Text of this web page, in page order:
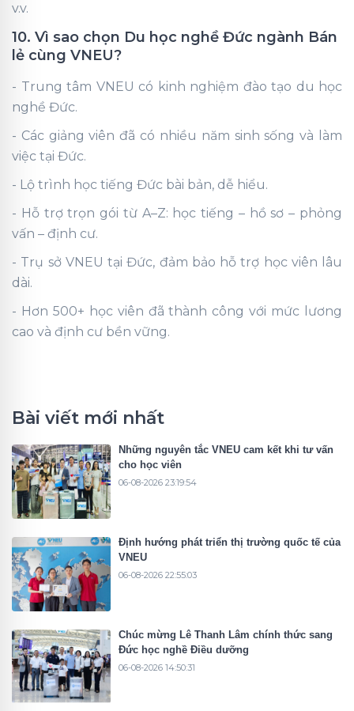
v.v.
10. Vì sao chọn Du học nghề Đức ngành Bán
lẻ cùng VNEU?
- Trung tâm VNEU có kinh nghiệm đào tạo du học
nghề Đức.
- Các giảng viên đã có nhiều năm sinh sống và làm
việc tại Đức.
- Lộ trình học tiếng Đức bài bản, dễ hiểu.
- Hỗ trợ trọn gói từ A–Z: học tiếng – hồ sơ – phỏng
vấn – định cư.
- Trụ sở VNEU tại Đức, đảm bảo hỗ trợ học viên lâu
dài.
- Hơn 500+ học viên đã thành công với mức lương
cao và định cư bền vững.
Bài viết mới nhất
Những nguyên tắc VNEU cam kết khi tư vấn
cho học viên
06-08-2026 23:19:54
Định hướng phát triển thị trường quốc tế của
VNEU
06-08-2026 22:55:03
Chúc mừng Lê Thanh Lâm chính thức sang
Đức học nghề Điều dưỡng
06-08-2026 14:50:31